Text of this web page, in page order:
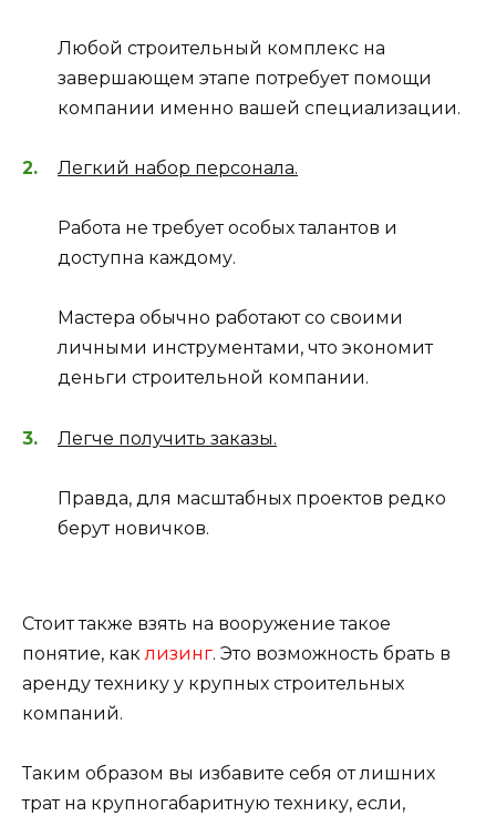
Любой строительный комплекс на
завершающем этапе потребует помощи
компании именно вашей специализации.
Легкий набор персонала.
Работа не требует особых талантов и
доступна каждому.
Мастера обычно работают со своими
личными инструментами, что экономит
деньги строительной компании.
Легче получить заказы.
Правда, для масштабных проектов редко
берут новичков.
Стоит также взять на вооружение такое
понятие, каклизинг. Это возможность брать в
аренду технику у крупных строительных
компаний.
Таким образом вы избавите себя от лишних
трат на крупногабаритную технику, если,